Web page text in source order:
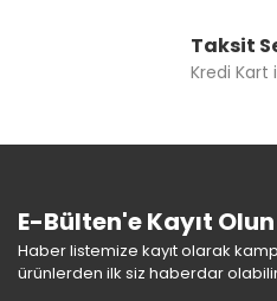
Taksit
Kredi Kart
E-Bülten'e Kayıt Olun
Haber listemize kayıt olarak
ürünlerden ilk siz haberdar